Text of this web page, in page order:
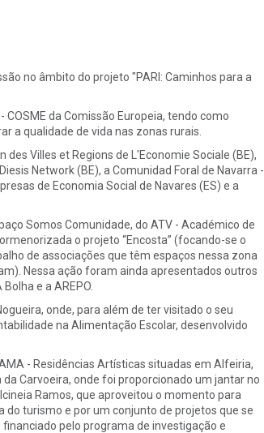
no âmbito do projeto "PARI: Caminhos para a
da Comissão Europeia, tendo como
a qualidade de vida nas zonas rurais.
des Villes et Regions de L'Economie Sociale (BE),
Network (BE), a Comunidad Foral de Navarra -
de Economia Social de Navares (ES) e a
Somos Comunidade, do ATV - Académico de
o projeto “Encosta” (focando-se o
de associações que têm espaços nessa zona
Nessa ação foram ainda apresentados outros
e a AREPO.
onde, para além de ter visitado o seu
na Alimentação Escolar, desenvolvido
- Residências Artísticas situadas em Alfeiria,
Carvoeira, onde foi proporcionado um jantar no
Ramos, que aproveitou o momento para
do turismo e por um conjunto de projetos que se
pelo programa de investigação e